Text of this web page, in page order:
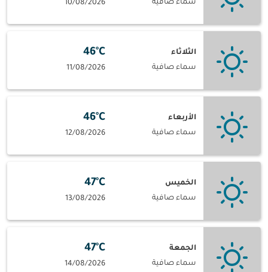
سماء صافية 10/08/2026
الثلاثاء
سماء صافية
46°C
11/08/2026
الأربعاء
سماء صافية
46°C
12/08/2026
الخميس
سماء صافية
47°C
13/08/2026
الجمعة
سماء صافية
47°C
14/08/2026